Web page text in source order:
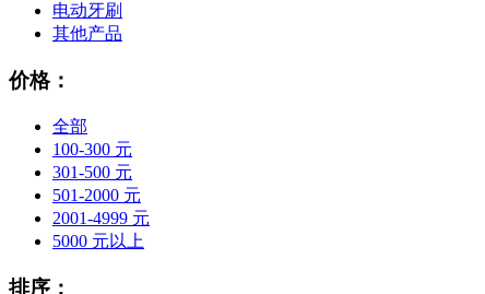
电动牙刷
其他产品
价格：
全部
100-300 元
301-500 元
501-2000 元
2001-4999 元
5000 元以上
排序：